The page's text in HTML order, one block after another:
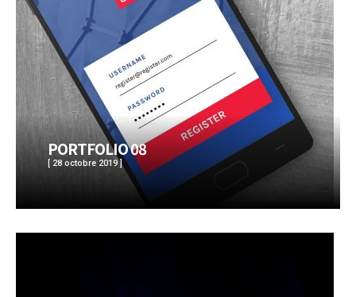
PORTFOLIO 08
[ 28 octobre 2019 ]